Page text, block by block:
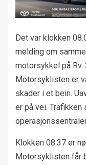
Det var klokken
melding om
motorsykkel på
Motorsyklisten er
skader i et bein.
er på vei.
Klokken 08.37 er
Motorsyklisten får